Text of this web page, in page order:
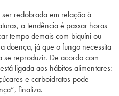
redobrada em relação à
a tendência é passar horas
tempo demais com biquíni ou
doença, já que o fungo necessita
se reproduzir. De acordo com
ligada aos hábitos alimentares:
e carboidratos pode
finaliza.